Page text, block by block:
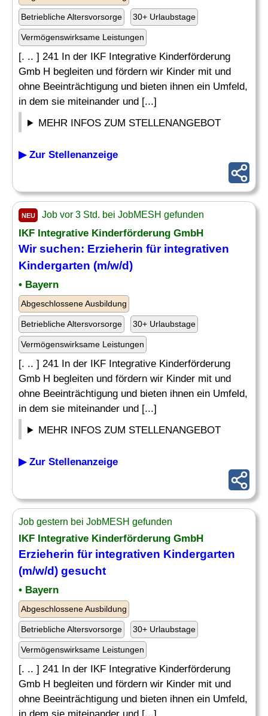
Betriebliche Altersvorsorge 30+ Urlaubstage
Vermögenswirksame Leistungen
[. .. ] 241 In der IKF Integrative Kinderförderung
Gmb H begleiten und fördern wir Kinder mit und
ohne Beeinträchtigung und bieten ihnen ein Umfeld,
in dem sie miteinander und [...]
MEHR INFOS ZUM STELLENANGEBOT
▶ Zur Stellenanzeige
NEU Job vor 3 Std. bei JobMESH gefunden
IKF Integrative Kinderförderung GmbH
Wir suchen: Erzieherin für integrativen
Kindergarten (m/w/d)
• Bayern
Abgeschlossene Ausbildung
Betriebliche Altersvorsorge 30+ Urlaubstage
Vermögenswirksame Leistungen
[. .. ] 241 In der IKF Integrative Kinderförderung
Gmb H begleiten und fördern wir Kinder mit und
ohne Beeinträchtigung und bieten ihnen ein Umfeld,
in dem sie miteinander und [...]
MEHR INFOS ZUM STELLENANGEBOT
▶ Zur Stellenanzeige
Job gestern bei JobMESH gefunden
IKF Integrative Kinderförderung GmbH
Erzieherin für integrativen Kindergarten
(m/w/d) gesucht
• Bayern
Abgeschlossene Ausbildung
Betriebliche Altersvorsorge 30+ Urlaubstage
Vermögenswirksame Leistungen
[. .. ] 241 In der IKF Integrative Kinderförderung
Gmb H begleiten und fördern wir Kinder mit und
ohne Beeinträchtigung und bieten ihnen ein Umfeld,